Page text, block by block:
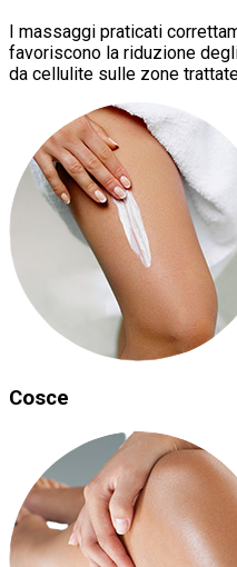
I massaggi praticati
favoriscono la riduzione
da cellulite sulle zone
Cosce